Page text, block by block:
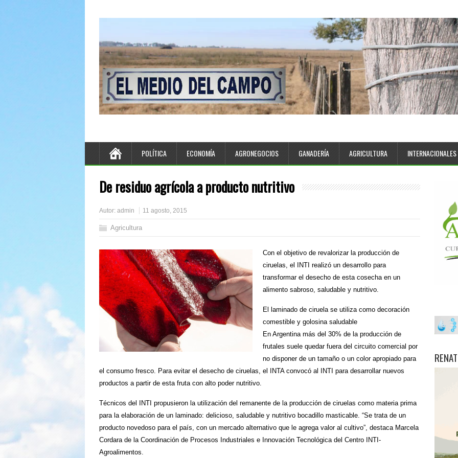
POLÍTICA ECONOMÍA AGRONEGOCIOS GANADERÍA AGRICULTURA INTERNACIONALES
De residuo agrícola a producto nutritivo
Autor: admin 11 agosto, 2015
Agricultura
Con el objetivo de revalorizar la producción de
ciruelas, el INTI realizó un desarrollo para
transformar el desecho de esta cosecha en un
alimento sabroso, saludable y nutritivo.
El laminado de ciruela se utiliza como decoración
comestible y golosina saludable
En Argentina más del 30% de la producción de
frutales suele quedar fuera del circuito comercial por
no disponer de un tamaño o un color apropiado para
el consumo fresco. Para evitar el desecho de ciruelas, el INTA convocó al INTI para desarrollar nuevos
productos a partir de esta fruta con alto poder nutritivo.
Técnicos del INTI propusieron la utilización del remanente de la producción de ciruelas como materia prima
para la elaboración de un laminado: delicioso, saludable y nutritivo bocadillo masticable. “Se trata de un
producto novedoso para el país, con un mercado alternativo que le agrega valor al cultivo”, destaca Marcela
Cordara de la Coordinación de Procesos Industriales e Innovación Tecnológica del Centro INTI-
Agroalimentos.